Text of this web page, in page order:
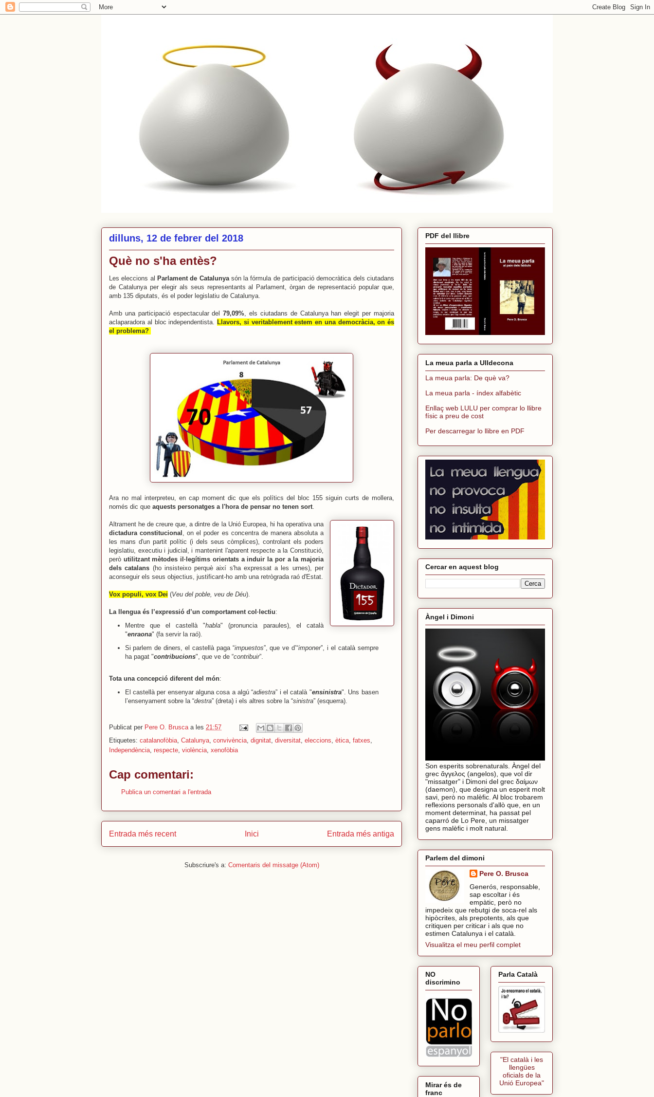
dilluns, 12 de febrer del 2018
Què no s'ha entès?
Les eleccions al Parlament de Catalunyasón la fórmula de participació democràtica dels ciutadans
de Catalunya per elegir als seus representants al Parlament, òrgan de representació popular que,
amb 135 diputats, és el poder legislatiu de Catalunya.
Amb una participació espectacular del79,09%, els ciutadans de Catalunya han elegit per majoria
aclaparadora al bloc independentista. Llavors, si veritablement estem en una democràcia, on és
el problema?
Ara no mal interpreteu, en cap moment dic que els polítics del bloc 155 siguin curts de mollera,
només dic que aquests personatges a l'hora de pensar no tenen sort.
Altrament he de creure que, a dintre de la Unió Europea, hi ha operativa una
dictadura constitucional , on el poder es concentra de manera absoluta a
les mans d'un partit polític (i dels seus còmplices), controlant els poders
legislatiu, executiu i judicial, i mantenint l'aparent respecte a la Constitució,
però utilitzant mètodes il·legítims orientats a induir la por a la majoria
dels catalans (ho insisteixo perquè així s'ha expressat a les urnes), per
aconseguir els seus objectius, justificant-ho amb una retrògrada raó d'Estat.
Vox populi, vox Dei (Veu del poble, veu de Déu).
La llengua és l’expressió d’un comportament col·lectiu:
Mentre que el castellà "habla" (pronuncia paraules), el català
"enraona" (fa servir la raó).
Si parlem de diners, el castellà paga “impuestos”, que ve d’“imponer”, i el català sempre
ha pagat "contribucions", que ve de “contribuir”.
Tota una concepció diferent del món:
El castellà per ensenyar alguna cosa a algú “adiestra” i el català "ensinistra". Uns basen
l’ensenyament sobre la “destra” (dreta) i els altres sobre la “sinistra” (esquerra).
Publicat per Pere O. Brusca a les 21:57
Etiquetes: catalanofòbia Catalunya convivència dignitat diversitat eleccions ètica fatxes
Independència respecte violència xenofòbia
Cap comentari:
Publica un comentari a l'entrada
Entrada més recent Entrada més antiga
Inici
Subscriure's a: Comentaris del missatge (Atom)
PDF del llibre
La meua parla a Ulldecona
La meua parla: De què va?
La meua parla - índex alfabètic
Enllaç web LULU per comprar lo llibre
físic a preu de cost
Per descarregar lo llibre en PDF
Cercar en aquest blog
Àngel i Dimoni
Son esperits sobrenaturals. Àngel del
grec ἄγγελος (angelos), que vol dir
"missatger" i Dimoni del grec δαίμων
(daemon), que designa un esperit molt
savi, però no malèfic. Al bloc trobarem
reflexions personals d'allò que, en un
moment determinat, ha passat pel
caparró de Lo Pere, un missatger
gens malèfic i molt natural.
Parlem del dimoni
Pere O. Brusca
Generós, responsable,
sap escoltar i és
empàtic, però no
impedeix que rebutgi de soca-rel als
hipòcrites, als prepotents, als que
critiquen per criticar i als que no
estimen Catalunya i el català.
Visualitza el meu perfil complet
NO
discrimino
Mirar és de
franc
Parla Català
"El català i les
llengües
oficials de la
Unió Europea"